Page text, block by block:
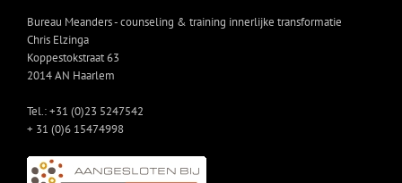
Bureau Meanders - counseling & training innerlijke transformatie
Chris Elzinga
Koppestokstraat 63
2014 AN Haarlem
Tel.: +31 (0)23 5247542
+ 31 (0)6 15474998